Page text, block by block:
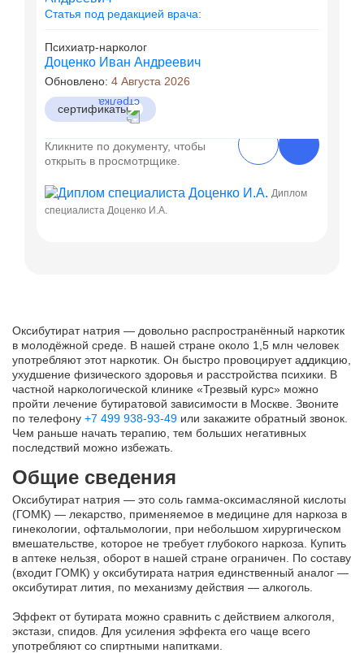
Статья под редакцией врача:
Психиатр-нарколог
Доценко Иван Андреевич
Обновлено: 4 Августа 2026
сертификаты
Кликните по документу, чтобы
открыть в просмотрщике.
Диплом
специалиста Доценко И.А.
Оксибутират натрия — довольно распространённый наркотик
в молодёжной среде. В нашей стране около 1,5 млн человек
употребляют этот наркотик. Он быстро провоцирует аддикцию,
ухудшение физического здоровья и расстройства психики. В
частной наркологической клинике «Трезвый курс» можно
пройти лечение бутиратовой зависимости в Москве. Звоните
по телефону +7 499 938-93-49 или закажите обратный звонок.
Чем раньше начать терапию, тем больших негативных
последствий можно избежать.
Общие сведения
Оксибутират натрия — это соль гамма-оксимасляной кислоты
(ГОМК) — лекарство, применяемое в медицине для наркоза в
гинекологии, офтальмологии, при небольшом хирургическом
вмешательстве, которое не требует глубокого наркоза. Купить
в аптеке нельзя, оборот в нашей стране ограничен. По составу
(входит ГОМК) у оксибутирата натрия единственный аналог —
оксибутират лития, по механизму действия — алкоголь.
Эффект от бутирата можно сравнить с действием алкоголя,
экстази, спидов. Для усиления эффекта его чаще всего
употребляют со спиртными напитками.